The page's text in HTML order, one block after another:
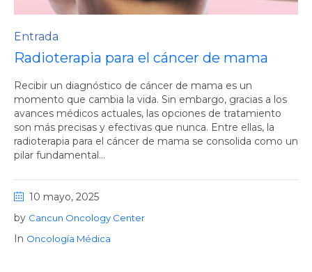
Entrada
Radioterapia para el cáncer de mama
Recibir un diagnóstico de cáncer de mama es un
momento que cambia la vida. Sin embargo, gracias a los
avances médicos actuales, las opciones de tratamiento
son más precisas y efectivas que nunca. Entre ellas, la
radioterapia para el cáncer de mama se consolida como un
pilar fundamental...
10 mayo, 2025
by Cancun Oncology Center
In Oncología Médica